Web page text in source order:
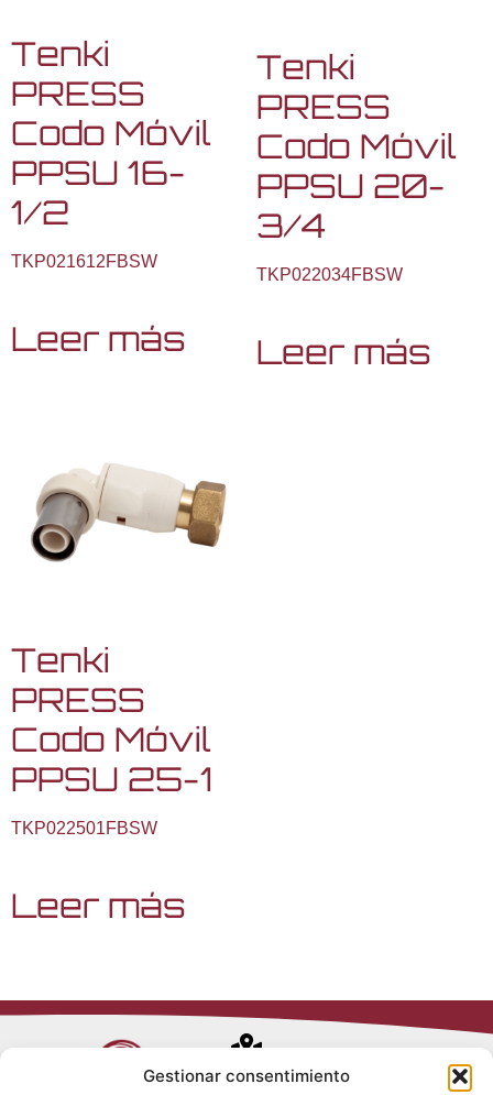
Gestionar consentimiento
Tenki
PRESS
Codo Móvil
PPSU 16-
1/2
TKP021612FBSW
Leer más
Tenki
PRESS
Codo Móvil
PPSU 20-
3/4
TKP022034FBSW
Leer más
Tenki
PRESS
Codo Móvil
PPSU 25-1
TKP022501FBSW
Leer más
Avenida de